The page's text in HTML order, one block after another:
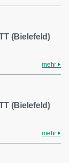
(Bielefeld)
mehr
(Bielefeld)
mehr